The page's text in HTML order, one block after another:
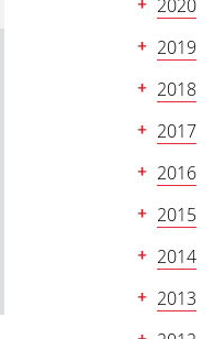
2020
2019
2018
2017
2016
2015
2014
2013